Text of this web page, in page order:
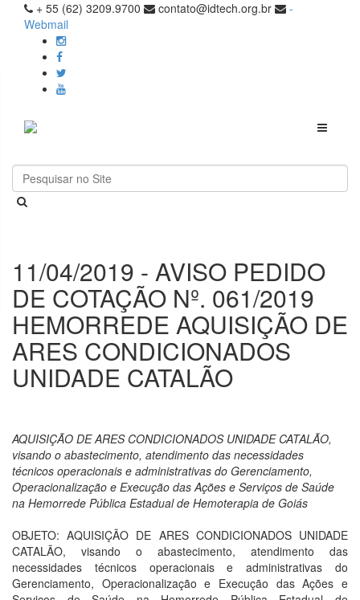
+ 55 (62) 3209.9700 contato@idtech.org.br
-
Webmail
Toggle
11/04/2019 - AVISO PEDIDO
DE COTAÇÃO Nº. 061/2019
HEMORREDE AQUISIÇÃO DE
ARES CONDICIONADOS
UNIDADE CATALÃO
AQUISIÇÃO DE ARES CONDICIONADOS UNIDADE CATALÃO,
visando o abastecimento, atendimento das necessidades
técnicos operacionais e administrativas do Gerenciamento,
Operacionalização e Execução das Ações e Serviços de Saúde
na Hemorrede Pública Estadual de Hemoterapia de Goiás
OBJETO: AQUISIÇÃO DE ARES CONDICIONADOS UNIDADE
CATALÃO, visando o abastecimento, atendimento das
necessidades técnicos operacionais e administrativas do
Gerenciamento, Operacionalização e Execução das Ações e